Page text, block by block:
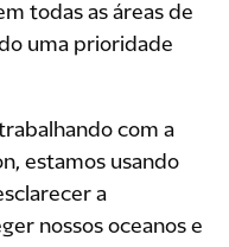
todas as áreas de
uma prioridade
com a
estamos usando
a
nossos oceanos e